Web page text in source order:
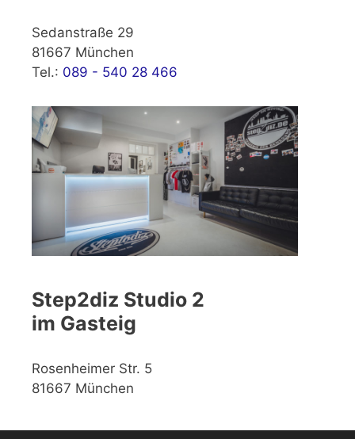
Sedanstraße 29
81667 München
Tel.: 089 - 540 28 466
Step2diz Studio 2
im Gasteig
Rosenheimer Str. 5
81667 München